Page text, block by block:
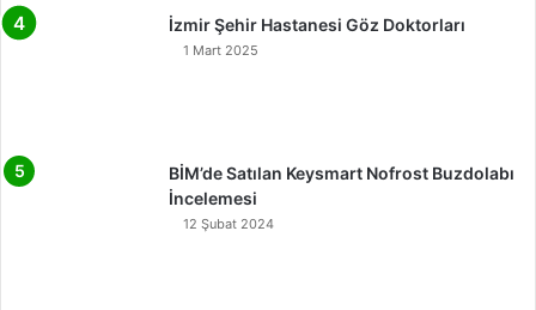
İzmir Şehir Hastanesi Göz Doktorları
1 Mart 2025
BİM’de Satılan Keysmart Nofrost Buzdolabı
İncelemesi
12 Şubat 2024